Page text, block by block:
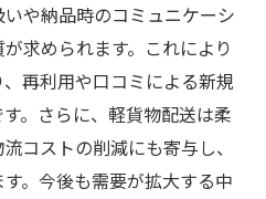
や納品時のコミュニケーシ
求められます。これにより
再利用や口コミによる新規
。さらに、軽貨物配送は柔
コストの削減にも寄与し、
。今後も需要が拡大する中